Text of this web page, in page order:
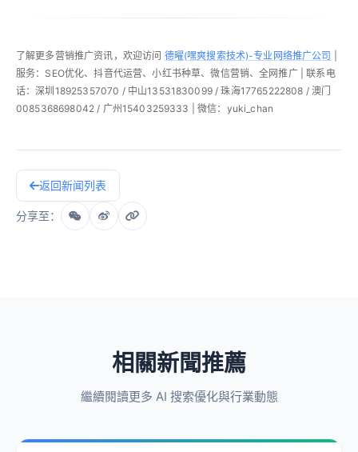
了解更多营销推广资讯，欢迎访问 德曜(嘿爽搜索技术)-专业网络推广公司
服务：SEO优化、抖音代运营、小红书种草、微信营销、全网推广 | 联系电
话：深圳18925357070 / 中山13531830099 / 珠海17765222808 / 澳门
0085368698042 / 广州15403259333 | 微信：yuki_chan
返回新闻列表
分享至：
相關新聞推薦
繼續閱讀更多 AI 搜索優化與行業動態